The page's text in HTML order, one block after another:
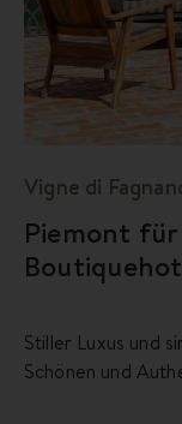
Vigne di
Piemont
Stiller Luxus und
Schönen und